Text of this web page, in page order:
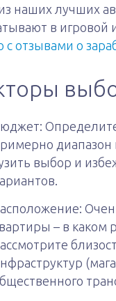
наших лучших
в
с отзывами о
диапазон
выбор и
– в каком